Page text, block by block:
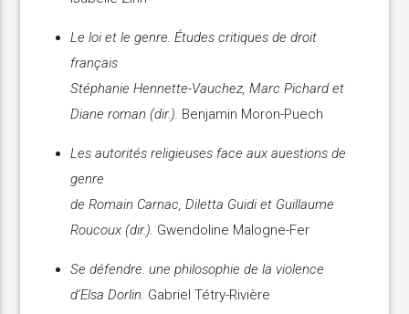
Le loi et le genre. Études critiques de droit
français
Stéphanie Hennette-Vauchez, Marc Pichard et
Diane roman (dir.). Benjamin Moron-Puech
Les autorités religieuses face aux auestions de
genre
de Romain Carnac, Diletta Guidi et Guillaume
Roucoux (dir.). Gwendoline Malogne-Fer
Se défendre. une philosophie de la violence
d’Elsa Dorlin. Gabriel Tétry-Rivière